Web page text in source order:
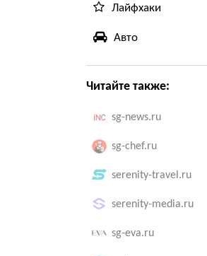
Лайфхаки
Авто
Читайте также:
sg-news.ru
sg-chef.ru
serenity-travel.ru
serenity-media.ru
sg-eva.ru